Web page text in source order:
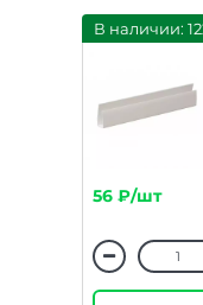
В наличии:
56 ₽/шт